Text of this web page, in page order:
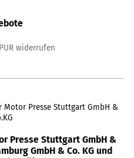
widerrufen
Presse Stuttgart GmbH &
Presse Stuttgart GmbH &
GmbH & Co. KG und